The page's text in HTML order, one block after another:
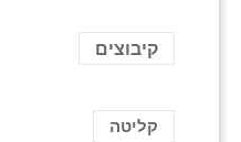
קיבוצים
קליטה